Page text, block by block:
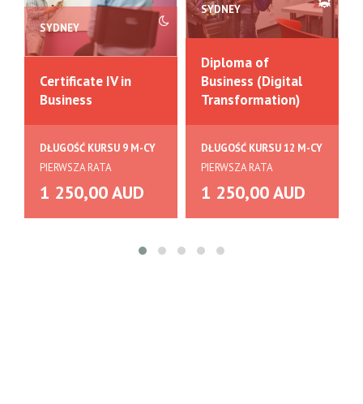
SYDNEY
Certificate IV in
Business
DŁUGOŚĆ KURSU 9 M-CY
PIERWSZA RATA
1 250,00 AUD
SYDNEY
Diploma of
Business (Digital
Transformation)
DŁUGOŚĆ KURSU 12 M-CY
PIERWSZA RATA
1 250,00 AUD